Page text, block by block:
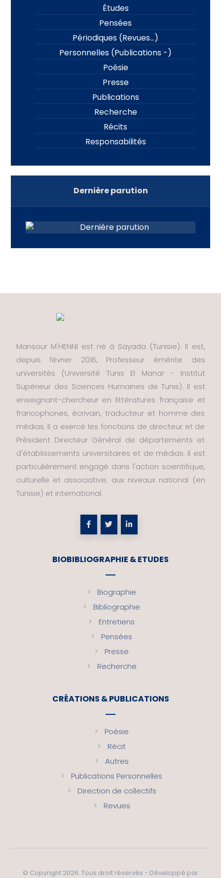
Études
Pensées
Périodiques (Revues…)
Personnelles (Publications -)
Poésie
Presse
Publications
Recherche
Récits
Responsabilités
Dernière parution
Mansour M'HENNI est né à Sayada (Tunisie). Il est,
depuis février 2016, Professeur émérite des
universités (Université Tunis El Manar - Institut
Supérieur des Sciences Humaines de Tunis). Il est
enseignant-chercheur en littératures française et
francophones, écrivain, traducteur et homme des
médias. Il a exercé les fonctions de directeur et de
Président Directeur Général de départements et
d'établissements universitaires et de médias. Il est
particulièrement engagé dans l'action scientifique,
culturelle et associative, aux niveaux national (en
Tunisie) et international.
BIOBIBLIOGRAPHIE & ETUDES
Biographie
Bibliographie
Entretiens
Pensées
Presse
Recherche
CRÉATIONS & PUBLICATIONS
Poésie
Récit
Autres
Publications Personnelles
Direction de collectifs
Revues
© Copyright 2026. Tous droit réservés - Développé par